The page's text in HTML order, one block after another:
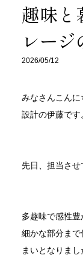
趣味と
レー
2026/05/12
みなさんこんに
設計の伊藤です
先日、担当させ
多趣味で感性豊
細かな部分ま
まいとなりま